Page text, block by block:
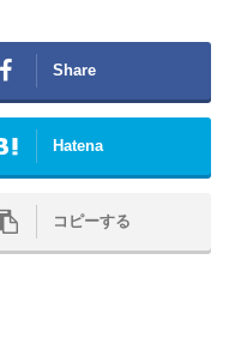
Share
Hatena
コピーする